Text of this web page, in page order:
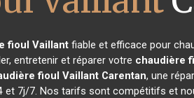
fioul Vaillantfiable et efficace pour
entretenir et réparer votre chaudière
fioul Vaillant Carentan, une
7j/7. Nos tarifs sont compétitifs et